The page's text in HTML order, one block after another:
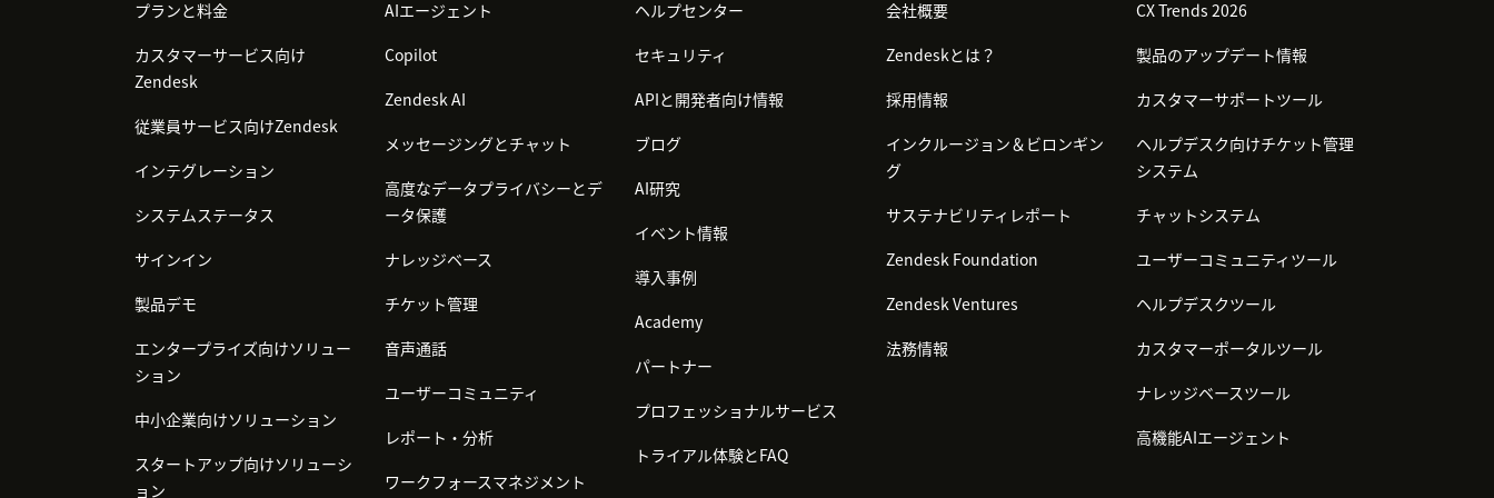
プランと料金
カスタマーサービス向け
Zendesk
従業員サービス向けZendesk
インテグレーション
システムステータス
サインイン
製品デモ
エンタープライズ向けソリュー
ション
中小企業向けソリューション
スタートアップ向けソリューシ
ョン
AIエージェント
Copilot
Zendesk AI
メッセージングとチャット
高度なデータプライバシーとデ
ータ保護
ナレッジベース
チケット管理
音声通話
ユーザーコミュニティ
レポート・分析
ワークフォースマネジメント
ヘルプセンター
セキュリティ
APIと開発者向け情報
ブログ
AI研究
イベント情報
導入事例
Academy
パートナー
プロフェッショナルサービス
トライアル体験とFAQ
会社概要
Zendeskとは？
採用情報
インクルージョン＆ビロンギン
グ
サステナビリティレポート
Zendesk Foundation
Zendesk Ventures
法務情報
CX Trends 2026
製品のアップデート情報
カスタマーサポートツール
ヘルプデスク向けチケット管理
システム
チャットシステム
ユーザーコミュニティツール
ヘルプデスクツール
カスタマーポータルツール
ナレッジベースツール
高機能AIエージェント